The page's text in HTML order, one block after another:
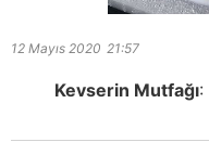
12 Mayıs 2020 21:57
Kevserin Mutfağı: